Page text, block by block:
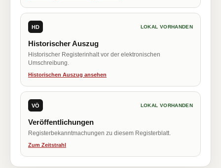
HD LOKAL VORHANDEN
Historischer Auszug
Historischer Registerinhalt vor der elektronischen
Umschreibung.
Historischen Auszug ansehen
VÖ LOKAL VORHANDEN
Veröffentlichungen
Registerbekanntmachungen zu diesem Registerblatt.
Zum Zeitstrahl